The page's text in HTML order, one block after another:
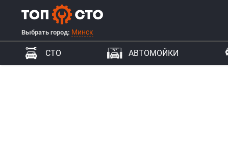
Выбрать город: Минск
СТО АВТОМОЙКИ